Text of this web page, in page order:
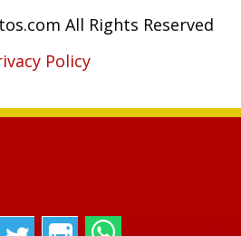
All Rights Reserved
Policy